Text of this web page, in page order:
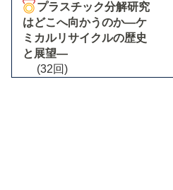
プラスチック分解研究
はどこへ向かうのか―ケ
ミカルリサイクルの歴史
と展望―
(32回)